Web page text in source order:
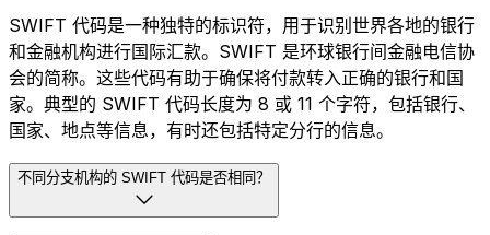
SWIFT 代码是一种独特的标识符，用于识别世界各地的银行
和金融机构进行国际汇款。SWIFT 是环球银行间金融电信协
会的简称。这些代码有助于确保将付款转入正确的银行和国
家。典型的 SWIFT 代码长度为 8 或 11 个字符，包括银行、
国家、地点等信息，有时还包括特定分行的信息。
不同分支机构的 SWIFT 代码是否相同？